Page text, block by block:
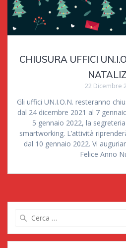
CHIUSURA UFFICI
22 Dicembre
Gli uffici UN.I.O.N. resteranno
dal 24 dicembre 2021 al 7
5 gennaio 2022, la
smartworking. L’attività
dal 10 gennaio 2022. Vi
Felice Anno